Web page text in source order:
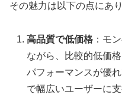
その魅力は以下の点にあ
高品質で低価格 ：モ
ながら、比較的低価
パフォーマンスが優
で幅広いユーザーに